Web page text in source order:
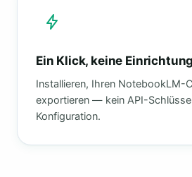
Ein Klick, keine Einrichtung
Installieren, Ihren NotebookLM-
exportieren — kein API-
Konfiguration.